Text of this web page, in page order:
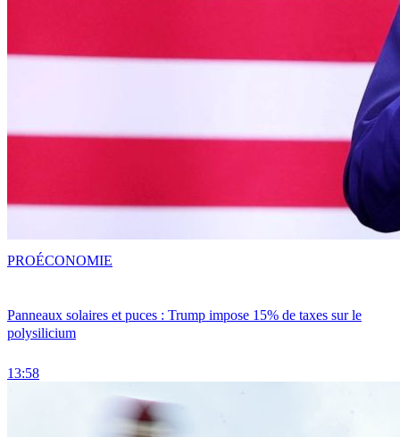
Panneaux solaires et puces : Trump impose 15% de taxes sur le
polysilicium
13:58
PROÉCONOMIE